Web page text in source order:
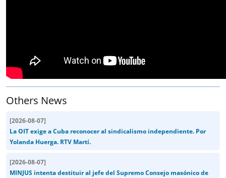
Others News
[2026-08-07]
La OIT exige a Cuba reconocer al sindicalismo independiente. Por
Yolanda Huerga. RTV Martí.
[2026-08-07]
MINJUS intenta destituir al jefe del Supremo Consejo masónico de